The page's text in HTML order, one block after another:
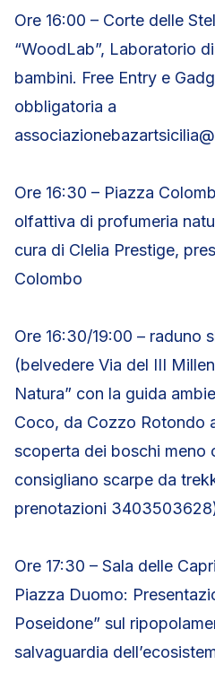
Ore 16:00 – Corte delle
“WoodLab”, Laboratorio
bambini. Free Entry e
obbligatoria a
Ore 16:30 – Piazza
olfattiva di profumeria
cura di Clelia Prestige,
Colombo
Ore 16:30/19:00 – raduno
(belvedere Via del III
Natura” con la guida
Coco, da Cozzo Rotondo
scoperta dei boschi meno
consigliano scarpe da
prenotazioni
Ore 17:30 – Sala delle
Piazza Duomo:
Poseidone” sul
salvaguardia